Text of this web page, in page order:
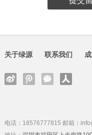
关于绿源 联系我们
电话：18576777815 邮箱：